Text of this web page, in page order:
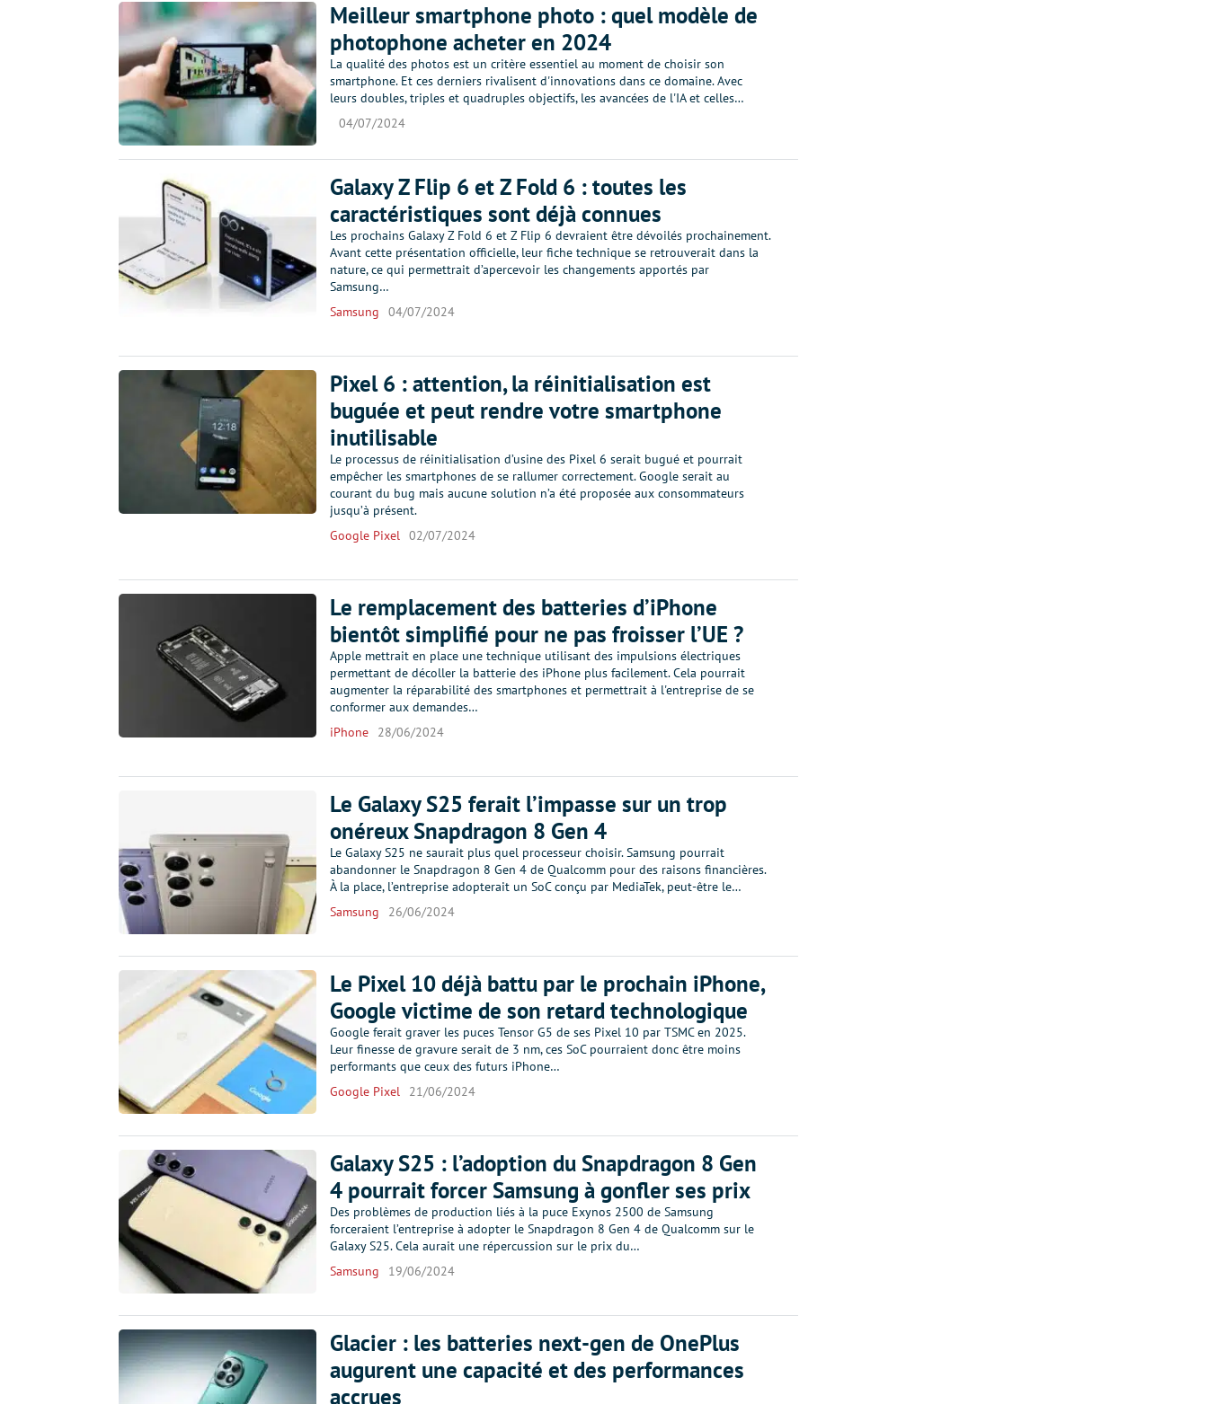
Meilleur smartphone photo : quel modèle de
photophone acheter en 2024
La qualité des photos est un critère essentiel au moment de choisir son
smartphone. Et ces derniers rivalisent d'innovations dans ce domaine. Avec
leurs doubles, triples et quadruples objectifs, les avancées de l'IA et celles…
04/07/2024
Galaxy Z Flip 6 et Z Fold 6 : toutes les
caractéristiques sont déjà connues
Les prochains Galaxy Z Fold 6 et Z Flip 6 devraient être dévoilés prochainement.
Avant cette présentation officielle, leur fiche technique se retrouverait dans la
nature, ce qui permettrait d’apercevoir les changements apportés par
Samsung…
Samsung
04/07/2024
Pixel 6 : attention, la réinitialisation est
buguée et peut rendre votre smartphone
inutilisable
Le processus de réinitialisation d’usine des Pixel 6 serait bugué et pourrait
empêcher les smartphones de se rallumer correctement. Google serait au
courant du bug mais aucune solution n’a été proposée aux consommateurs
jusqu’à présent.
Google Pixel 02/07/2024
Le remplacement des batteries d’iPhone
bientôt simplifié pour ne pas froisser l’UE ?
Apple mettrait en place une technique utilisant des impulsions électriques
permettant de décoller la batterie des iPhone plus facilement. Cela pourrait
augmenter la réparabilité des smartphones et permettrait à l'entreprise de se
conformer aux demandes…
iPhone
28/06/2024
Le Galaxy S25 ferait l’impasse sur un trop
onéreux Snapdragon 8 Gen 4
Le Galaxy S25 ne saurait plus quel processeur choisir. Samsung pourrait
abandonner le Snapdragon 8 Gen 4 de Qualcomm pour des raisons financières.
À la place, l’entreprise adopterait un SoC conçu par MediaTek, peut-être le…
Samsung
26/06/2024
Le Pixel 10 déjà battu par le prochain iPhone,
Google victime de son retard technologique
Google ferait graver les puces Tensor G5 de ses Pixel 10 par TSMC en 2025.
Leur finesse de gravure serait de 3 nm, ces SoC pourraient donc être moins
performants que ceux des futurs iPhone…
Google Pixel
21/06/2024
Galaxy S25 : l’adoption du Snapdragon 8 Gen
4 pourrait forcer Samsung à gonfler ses prix
Des problèmes de production liés à la puce Exynos 2500 de Samsung
forceraient l’entreprise à adopter le Snapdragon 8 Gen 4 de Qualcomm sur le
Galaxy S25. Cela aurait une répercussion sur le prix du…
Samsung
19/06/2024
Glacier : les batteries next-gen de OnePlus
augurent une capacité et des performances
accrues